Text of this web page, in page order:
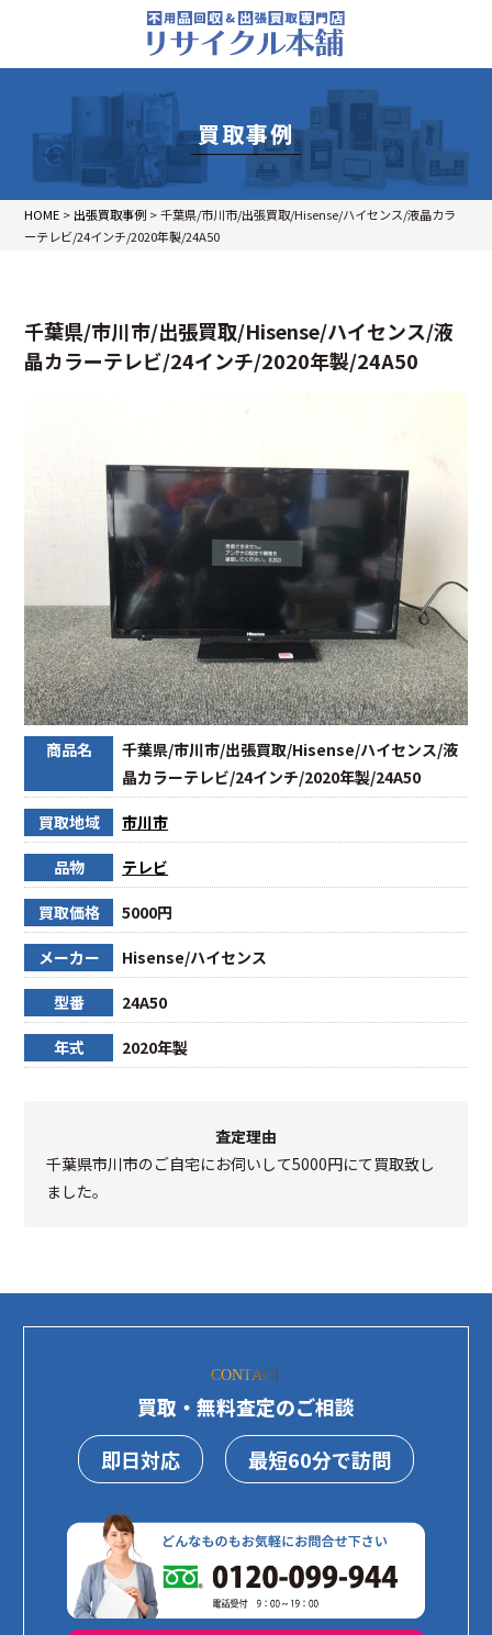
買取事例
HOME > 出張買取事例 >千葉県/市川市/出張買取/Hisense/ハイセンス/液晶カラ
ーテレビ/24インチ/2020年製/24A50
千葉県/市川市/出張買取/Hisense/ハイセンス/液
晶カラーテレビ/24インチ/2020年製/24A50
商品名
千葉県/市川市/出張買取/Hisense/ハイセンス/液
晶カラーテレビ/24インチ/2020年製/24A50
買取地域 市川市
品物 テレビ
買取価格 5000円
メーカー Hisense/ハイセンス
型番 24A50
年式 2020年製
査定理由
千葉県市川市のご自宅にお伺いして5000円にて買取致し
ました。
CONTACT
買取・無料査定のご相談
即日対応
最短60分で訪問